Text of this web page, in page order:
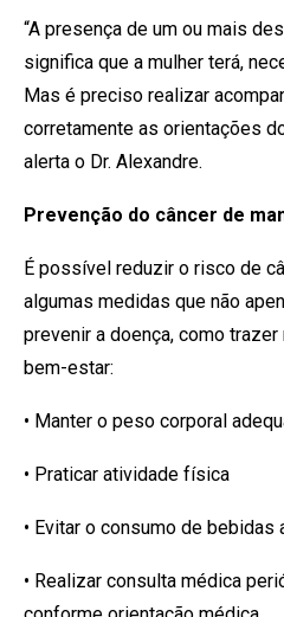
“A presença de um ou mais
significa que a mulher terá,
Mas é preciso realizar
corretamente as orientações
alerta o Dr. Alexandre.
Prevenção do câncer de
É possível reduzir o risco de
algumas medidas que não
prevenir a doença, como
bem-estar:
• Manter o peso corporal
• Praticar atividade física
• Evitar o consumo de bebidas
• Realizar consulta médica